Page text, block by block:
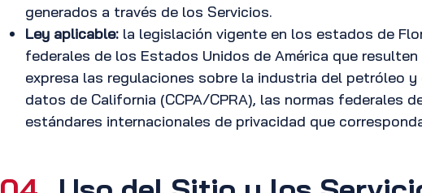
generados a través de los Servicios.
Ley aplicable: la legislación vigente en los estados de
federales de los Estados Unidos de América que
expresa las regulaciones sobre la industria del petróleo
datos de California (CCPA/CPRA), las normas federales
estándares internacionales de privacidad que